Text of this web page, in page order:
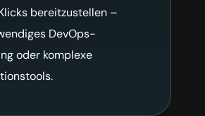
bereitzustellen –
DevOps-
oder komplexe